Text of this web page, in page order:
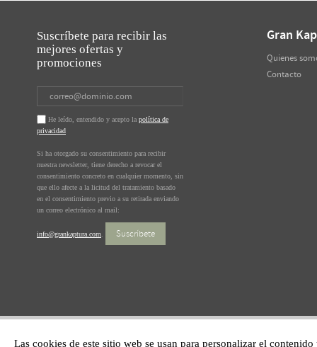
Las cookies de este sitio web se usan para personalizar el
Suscríbete para recibir las
mejores ofertas y
promociones
He leído, entendido y acepto la política de
privacidad
Si ha otorgado su consentimiento para recibir
nuestra newsletter, tiene derecho a revocar el
consentimiento concreto en cualquier momento, sin
que ello afecte a la licitud del tratamiento basado
en el consentimiento previo a su retirada enviando
un correo electrónico al mail:
info@grankaptura.com Suscríbete
Gran
Quienes
Contacto